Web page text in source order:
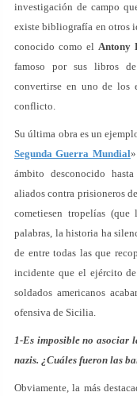
investigación de campo
existe bibliografía en otros
conocido como el Antony
famoso por sus libros
convertirse en uno de los
conflicto.
Su última obra es un
Segunda Guerra Mundial
ámbito desconocido
aliados contra prisioneros
cometiesen tropelías
palabras, la historia ha
de entre todas las que
incidente que el ejército
soldados americanos
ofensiva de Sicilia.
1-Es imposible no asociar
nazis. ¿Cuáles fueron las
Obviamente, la más